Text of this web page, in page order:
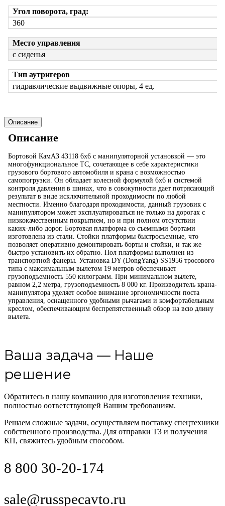
Угол поворота, град:
360
Место управления
с сиденья
Тип аутригеров
гидравлические выдвижные опоры, 4 ед.
Описание
Описание
Бортовой КамАЗ 43118 6х6 с манипуляторной установкой — это
многофункциональное ТС, сочетающее в себе характеристики
грузового бортового автомобиля и крана с возможностью
самопогрузки. Он обладает колесной формулой 6х6 и системой
контроля давления в шинах, что в совокупности дает потрясающий
результат в виде исключительной проходимости по любой
местности. Именно благодаря проходимости, данный грузовик с
манипулятором может эксплуатироваться не только на дорогах с
низкокачественным покрытием, но и при полном отсутствии
каких-либо дорог. Бортовая платформа со съемными бортами
изготовлена из стали. Стойки платформы быстросъемные, что
позволяет оперативно демонтировать борты и стойки, и так же
быстро установить их обратно. Пол платформы выполнен из
транспортной фанеры. Установка DY (DongYang) SS1956 тросового
типа с максимальным вылетом 19 метров обеспечивает
грузоподъемность 550 килограмм. При минимальном вылете,
равном 2,2 метра, грузоподъемность 8 000 кг. Производитель крана-
манипулятора уделяет особое внимание эргономичности поста
управления, оснащенного удобными рычагами и комфортабельным
креслом, обеспечивающим беспрепятственный обзор на всю длину
вылета.
Ваша задача — Наше
решение
Обратитесь в нашу компанию для изготовления техники,
полностью оответствующей Вашим требованиям.
Решаем сложные задачи, осуществляем поставку спецтехники
собственного производства. Для отправки ТЗ и получения
КП, свяжитесь удобным способом.
8 800 30-20-174
sale@russpecavto.ru